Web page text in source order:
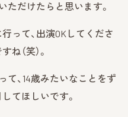
ただけたらと思います。
って、出演OKしてくださ
（笑）。
、14歳みたいなことをず
てほしいです。